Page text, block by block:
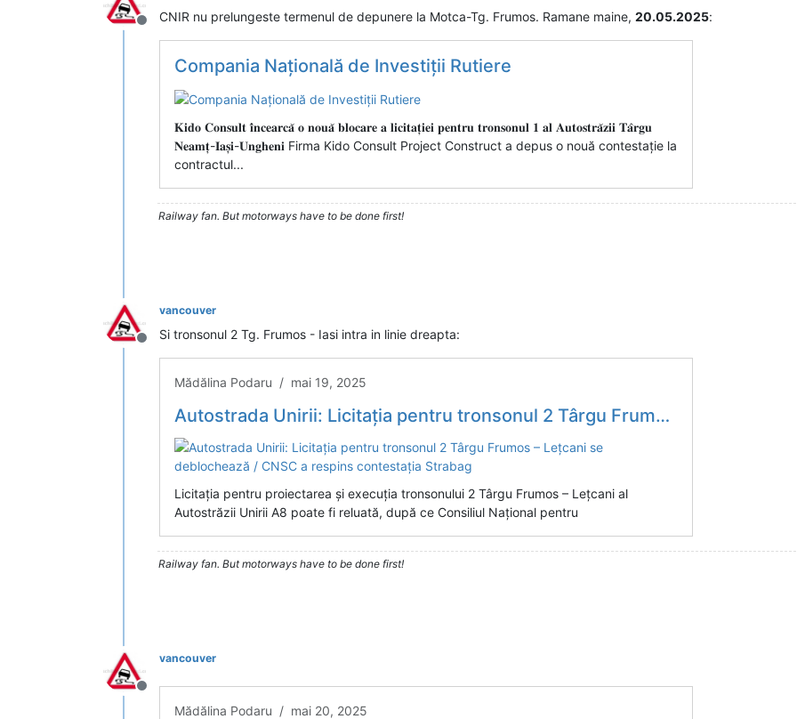
Deconectat
CNIR nu prelungeste termenul de depunere la Motca-Tg. Frumos. Ramane maine, 20.05.2025:
Compania Națională de Investiții Rutiere
𝐊𝐢𝐝𝐨 𝐂𝐨𝐧𝐬𝐮𝐥𝐭 𝐢̂𝐧𝐜𝐞𝐚𝐫𝐜𝐚̆ 𝐨 𝐧𝐨𝐮𝐚̆ 𝐛𝐥𝐨𝐜𝐚𝐫𝐞 𝐚 𝐥𝐢𝐜𝐢𝐭𝐚𝐭̦𝐢𝐞𝐢 𝐩𝐞𝐧𝐭𝐫𝐮 𝐭𝐫𝐨𝐧𝐬𝐨𝐧𝐮𝐥 𝟏 𝐚𝐥 𝐀𝐮𝐭𝐨𝐬𝐭𝐫𝐚̆𝐳𝐢𝐢 𝐓𝐚̂𝐫𝐠𝐮
𝐍𝐞𝐚𝐦𝐭̦-𝐈𝐚𝐬̦𝐢-𝐔𝐧𝐠𝐡𝐞𝐧𝐢 Firma Kido Consult Project Construct a depus o nouă contestație la
contractul...
Railway fan. But motorways have to be done first!
Deconectat
vancouver
Si tronsonul 2 Tg. Frumos - Iasi intra in linie dreapta:
Mădălina Podaru / mai 19, 2025
Autostrada Unirii: Licitația pentru tronsonul 2 Târgu Frumos – Lețcani se deblochează / CNSC a respins contestația Strabag
Licitația pentru proiectarea și execuția tronsonului 2 Târgu Frumos – Lețcani al
Autostrăzii Unirii A8 poate fi reluată, după ce Consiliul Național pentru
Railway fan. But motorways have to be done first!
Deconectat
vancouver
Mădălina Podaru / mai 20, 2025